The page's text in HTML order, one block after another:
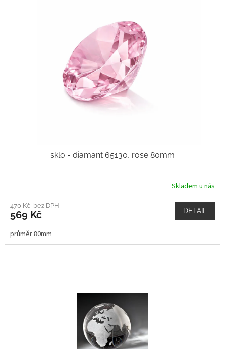
sklo - diamant 65130, rose 80mm
Skladem u nás
470 Kč bez DPH
569 Kč DETAIL
průměr 80mm